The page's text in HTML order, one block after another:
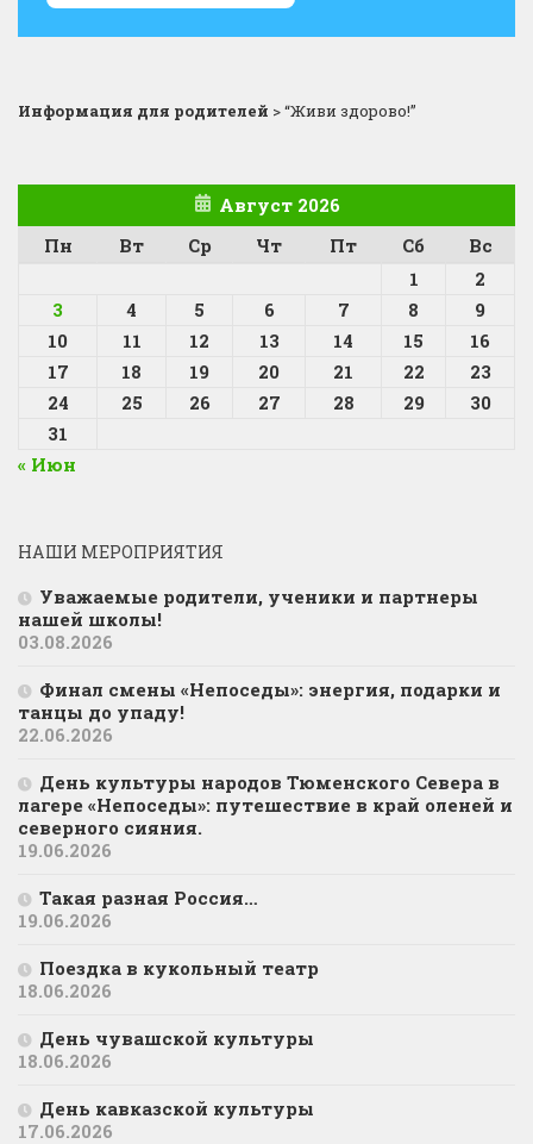
Информация для родителей >“Живи здорово!”
Август 2026
Пн
Вт Ср Чт Пт Сб
Вс
1
2
3
4 5 6 7 8
9
10
11 12 13 14 15
16
17
18 19 20 21 22
23
24
25 26 27 28 29
30
31
« Июн
НАШИ МЕРОПРИЯТИЯ
Уважаемые родители, ученики и партнеры
нашей школы!
03.08.2026
Финал смены «Непоседы»: энергия, подарки и
танцы до упаду!
22.06.2026
День культуры народов Тюменского Севера в
лагере «Непоседы»: путешествие в край оленей и
северного сияния.
19.06.2026
Такая разная Россия…
19.06.2026
Поездка в кукольный театр
18.06.2026
День чувашской культуры
18.06.2026
День кавказской культуры
17.06.2026